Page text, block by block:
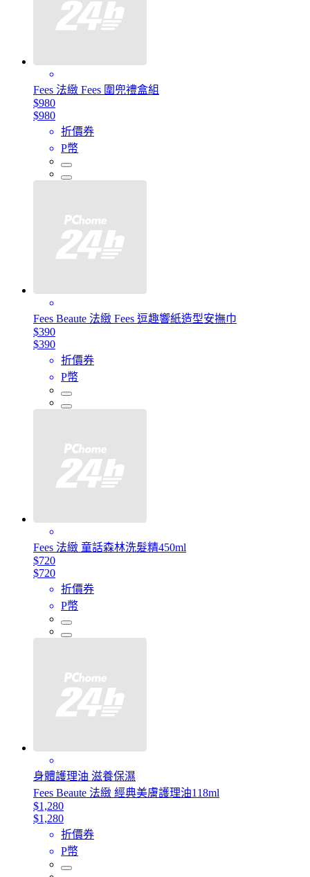
Fees 法緻 Fees 圍兜禮盒組
$980
$980
折價券
P幣
Fees Beaute 法緻 Fees 逗趣響紙造型安撫巾
$390
$390
折價券
P幣
Fees 法緻 童話森林洗髮精450ml
$720
$720
折價券
P幣
身體護理油 滋養保濕
Fees Beaute 法緻 經典美膚護理油118ml
$1,280
$1,280
折價券
P幣